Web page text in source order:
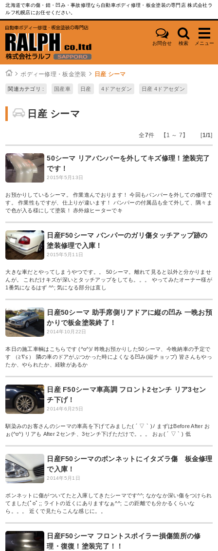
北海道で車の傷・錆・凹み・事故修理なら自動車ボディ修理・板金塗装の専門店 株式会社ラ
ルフ札幌店にお任せください。
お問合せ 検索 メニュー
ボディー修理・板金塗装 日産 シーマ
関連カテゴリ : 国産車 日産 4ドアセダン 日産 4ドアセダン
日産 シーマ
全7件 【1 ～ 7】 [1/1]
50シーマ リアバンパーを外してキズ修理！塗装完了
です！
2015年5月13日
お預かりしているシーマ。 作業進んでおります！ 今回もバンパーを外しての修理で
す。 作業性もですが、仕上りが違います！ バンパーの付属品も全て外して、隅々ま
で色が入る様にして塗装！ 赤外線ヒーターでキ
日産F50シーマ バンパーのガリ傷タッチアップ跡の
塗装修理で入庫！
2015年5月11日
大きな車だとやってしまうやつです。。 50シーマ。離れて見ると以外と分かりませ
んが。 これだけキズが深いとタッチアップをしても。。。 やってみたオーナー様が
1番気になるはず ^^; 気になる部分は直し
日産50シーマ 助手席側リアドアに縦の凹み 一晩お預
かりで板金塗装終了！
2014年10月22日
本日の施工車輌はこちらです (^o^)/ 昨晩お預かりした50シーマ、今晩納車の予定で
す （≧∇≦） 隣の車のドアがぶつかった時によくなる凹み(縦チョップ) 皆さんもやっ
たか、やられたか、経験があるか
日産 F50シーマ車高調 フロント2センチ リア3セン
チ下げ！
2014年6月25日
馴染みのお客さんのシーマの車高を下げてみました( ´ ▽ ` )ﾉ まずはBefore After お
ぉ(^o^) リアも After 2センチ、3センチ下げただけで。。。 おぉ( ´ ▽ ` ) 低
日産F50シーマのボンネットにイタズラ傷 板金修理
で入庫！
2014年5月1日
ボンネットに傷がついてたと入庫してきたシーマです^^; なかなか深い傷をつけられ
てました(ﾟoﾟ;; ライトの近くにありますなぁ^^; この距離でも分かるくらいな
ら。。。 近くで見たらこんな感じに。。
日産F50シーマ フロントスポイラー損傷箇所の修
理・復復！塗装完了！！